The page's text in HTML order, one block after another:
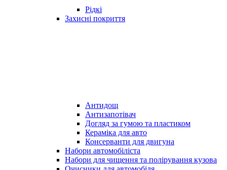
Рідкі
Захисні покриття
Антидощ
Антизапотівач
Догляд за гумою та пластиком
Кераміка для авто
Консерванти для двигуна
Набори автомобіліста
Набори для чищення та полірування кузова